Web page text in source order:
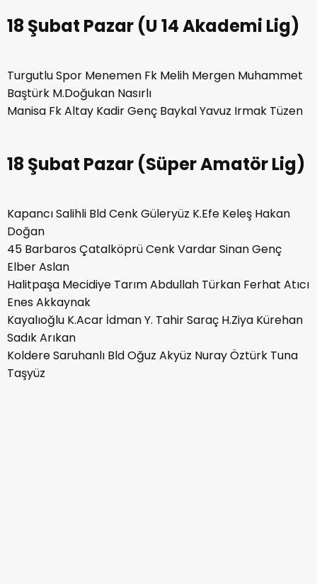
18 Şubat Pazar (U 14 Akademi Lig)
Turgutlu Spor Menemen Fk Melih Mergen Muhammet
Baştürk M.Doğukan Nasırlı
Manisa Fk Altay Kadir Genç Baykal Yavuz Irmak Tüzen
18 Şubat Pazar (Süper Amatör Lig)
Kapancı Salihli Bld Cenk Güleryüz K.Efe Keleş Hakan
Doğan
45 Barbaros Çatalköprü Cenk Vardar Sinan Genç
Elber Aslan
Halitpaşa Mecidiye Tarım Abdullah Türkan Ferhat Atıcı
Enes Akkaynak
Kayalıoğlu K.Acar İdman Y. Tahir Saraç H.Ziya Kürehan
Sadık Arıkan
Koldere Saruhanlı Bld Oğuz Akyüz Nuray Öztürk Tuna
Taşyüz